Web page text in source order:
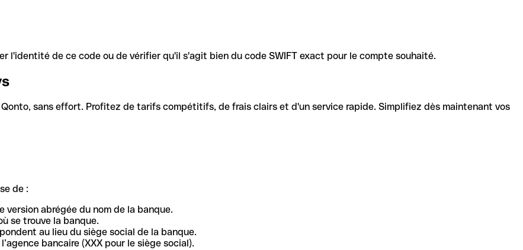
l'identité de ce code ou de vérifier qu'il s'agit bien du code SWIFT exact pour le compte souhaité.
sans effort. Profitez de tarifs compétitifs, de frais clairs et d'un service rapide. Simplifiez dès maintenant vos
de :
abrégée du nom de la banque.
se trouve la banque.
au lieu du siège social de la banque.
bancaire (XXX pour le siège social).